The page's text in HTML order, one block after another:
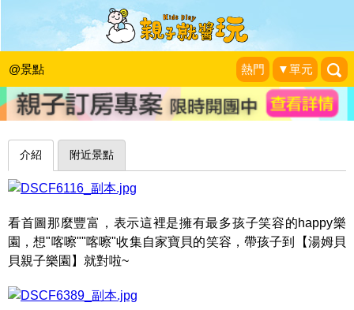
@景點 熱門 ▼單元
快帶孩子到魔法森林大放電～宜蘭湯姆
貝貝蘭城新月店
睡天使醒惡魔成長日誌|2016-05-06
介紹 附近景點
看首圖那麼豐富，表示這裡是擁有最多孩子笑容的happy樂
園，想"喀嚓""喀嚓"收集自家寶貝的笑容，帶孩子到【湯姆貝
貝親子樂園】就對啦~